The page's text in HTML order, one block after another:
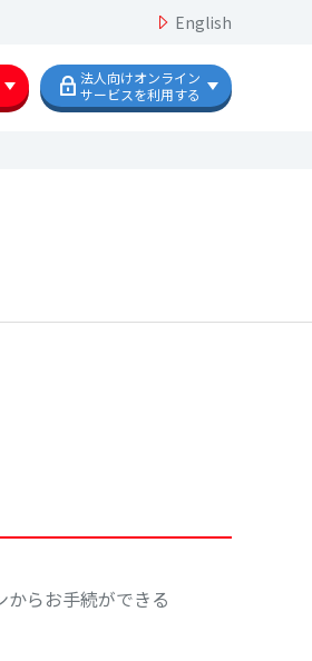
English
法人向けオンライン
サービスを利用する
らお手続ができる